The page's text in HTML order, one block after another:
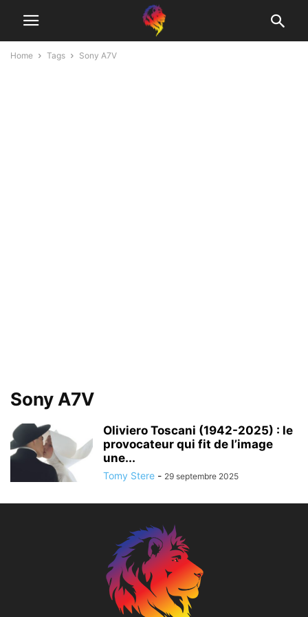
Home Tags Sony A7V
Sony A7V
Oliviero Toscani (1942-2025) : le
provocateur qui fit de l’image
une...
Tomy Stere - 29 septembre 2025